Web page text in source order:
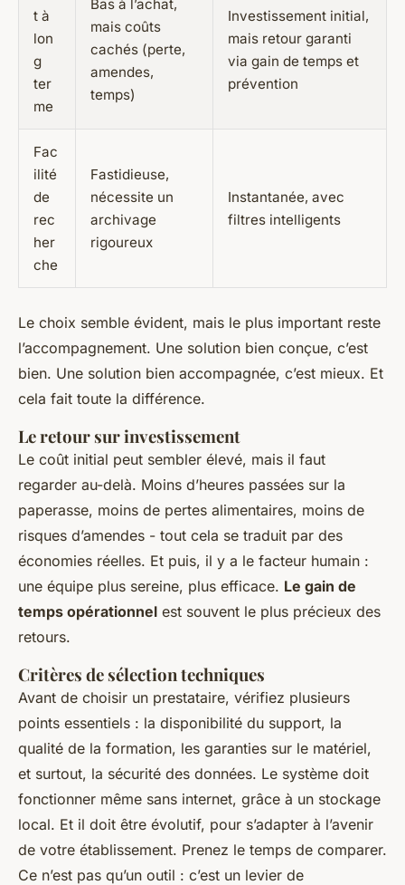
t à
lon
g
ter
me
Bas à l’achat,
mais coûts
cachés (perte,
amendes,
temps)
Investissement initial,
mais retour garanti
via gain de temps et
prévention
Fac
ilité
de
rec
her
che
Fastidieuse,
nécessite un
archivage
rigoureux
Instantanée, avec
filtres intelligents
Le choix semble évident, mais le plus important reste
l’accompagnement. Une solution bien conçue, c’est
bien. Une solution bien accompagnée, c’est mieux. Et
cela fait toute la différence.
Le retour sur investissement
Le coût initial peut sembler élevé, mais il faut
regarder au-delà. Moins d’heures passées sur la
paperasse, moins de pertes alimentaires, moins de
risques d’amendes - tout cela se traduit par des
économies réelles. Et puis, il y a le facteur humain :
une équipe plus sereine, plus efficace. Le gain de
temps opérationnel est souvent le plus précieux des
retours.
Critères de sélection techniques
Avant de choisir un prestataire, vérifiez plusieurs
points essentiels : la disponibilité du support, la
qualité de la formation, les garanties sur le matériel,
et surtout, la sécurité des données. Le système doit
fonctionner même sans internet, grâce à un stockage
local. Et il doit être évolutif, pour s’adapter à l’avenir
de votre établissement. Prenez le temps de comparer.
Ce n’est pas qu’un outil : c’est un levier de